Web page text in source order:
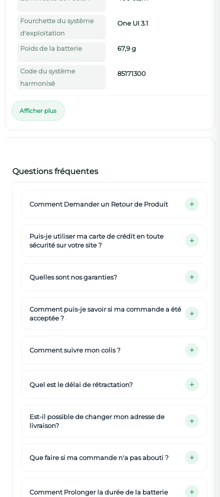
Fourchette du système
d'exploitation
One UI 3.1
Poids de la batterie 67,9 g
Code du système
harmonisé
85171300
Afficher plus
Questions fréquentes
Comment Demander un Retour de Produit
Puis-je utiliser ma carte de crédit en toute
sécurité sur votre site ?
Quelles sont nos garanties?
Comment puis-je savoir si ma commande a été
acceptée ?
Comment suivre mon colis ?
Quel est le délai de rétractation?
Est-il possible de changer mon adresse de
livraison?
Que faire si ma commande n'a pas abouti ?
Comment Prolonger la durée de la batterie